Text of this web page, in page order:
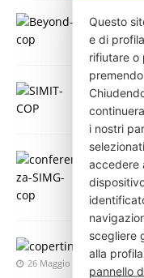
Burn-out
29
SIMIT a
27
Herpes
27
Diabete:
26 Maggio 2023
Questo
e di
rifiutare o
i nostri
accedere
scegliere
alla
pannello